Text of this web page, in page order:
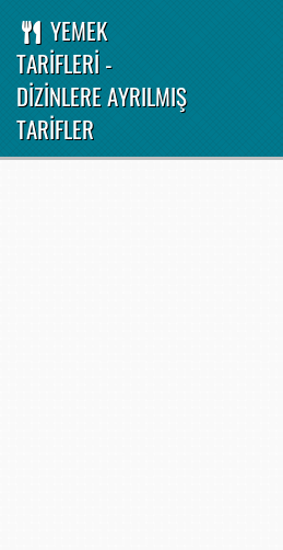
YEMEK
TARİFLERİ -
DİZİNLERE AYRILMIŞ
TARİFLER